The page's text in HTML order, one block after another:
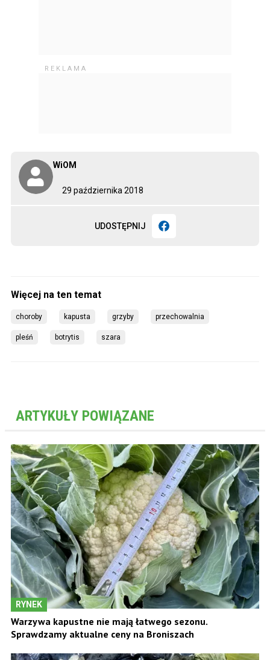
29 października 2018
WiOM
UDOSTĘPNIJ
choroby kapusta grzyby przechowalnia
pleśń botrytis szara
ARTYKUŁY POWIĄZANE
RYNEK
Warzywa kapustne nie mają łatwego sezonu.
Sprawdzamy aktualne ceny na Broniszach